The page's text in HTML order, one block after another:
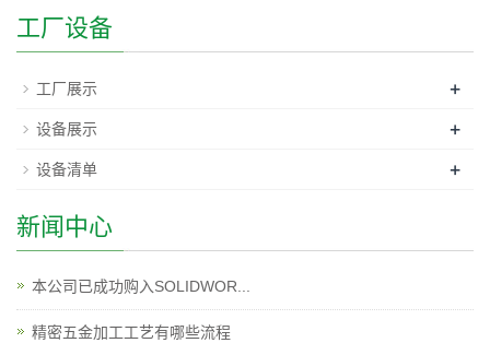
工厂设备
工厂展示 +
设备展示 +
设备清单 +
新闻中心
本公司已成功购入SOLIDWOR...
精密五金加工工艺有哪些流程